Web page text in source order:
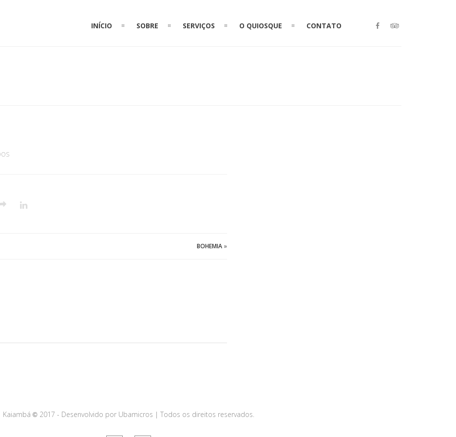
INÍCIO SOBRE SERVIÇOS O QUIOSQUE CONTATO
EM
BOHEMIA»
Kaiambá © 2017 - Desenvolvido por Ubamicros | Todos os direitos reservados.